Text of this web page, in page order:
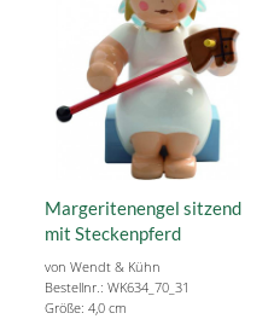
Margeritenengel sitzend
mit Steckenpferd
von Wendt & Kühn
Bestellnr.: WK634_70_31
Größe: 4,0 cm